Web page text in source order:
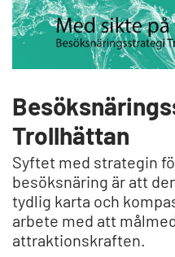
Trollhättan
Syftet med strategin
besöksnäring är att
tydlig karta och
arbete med att
attraktionskraften.